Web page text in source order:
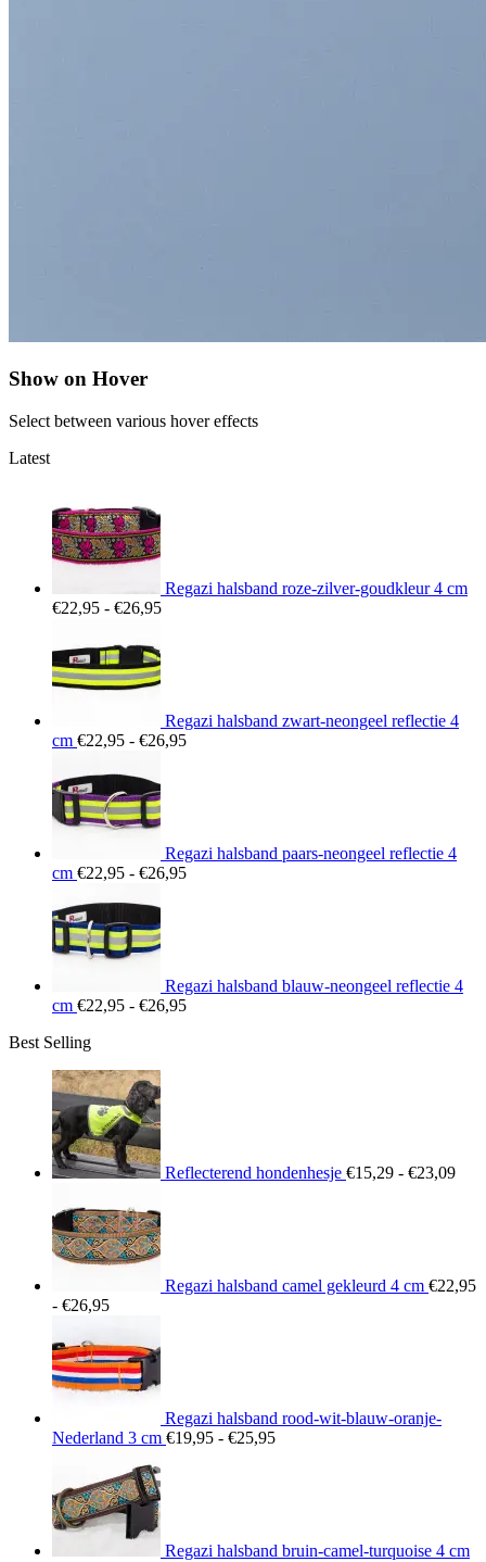
Show on Hover
Select between various hover effects
Latest
Regazi halsband roze-zilver-goudkleur 4 cm
€22,95 - €26,95Prijsklasse:
Regazi halsband zwart-neongeel reflectie 4
cm €22,95 - €26,95Prijsklasse:
Regazi halsband paars-neongeel reflectie 4
cm €22,95 - €26,95Prijsklasse:
Regazi halsband blauw-neongeel reflectie 4
cm €22,95 - €26,95Prijsklasse:
Best Selling
Reflecterend hondenhesje €15,29 - €23,09
Regazi halsband camel gekleurd 4 cm €22,95
- €26,95Prijsklasse:
tot
€26,95
Regazi halsband rood-wit-blauw-oranje-
Nederland 3 cm €19,95 - €25,95Prijsklasse:
Regazi halsband bruin-camel-turquoise 4 cm